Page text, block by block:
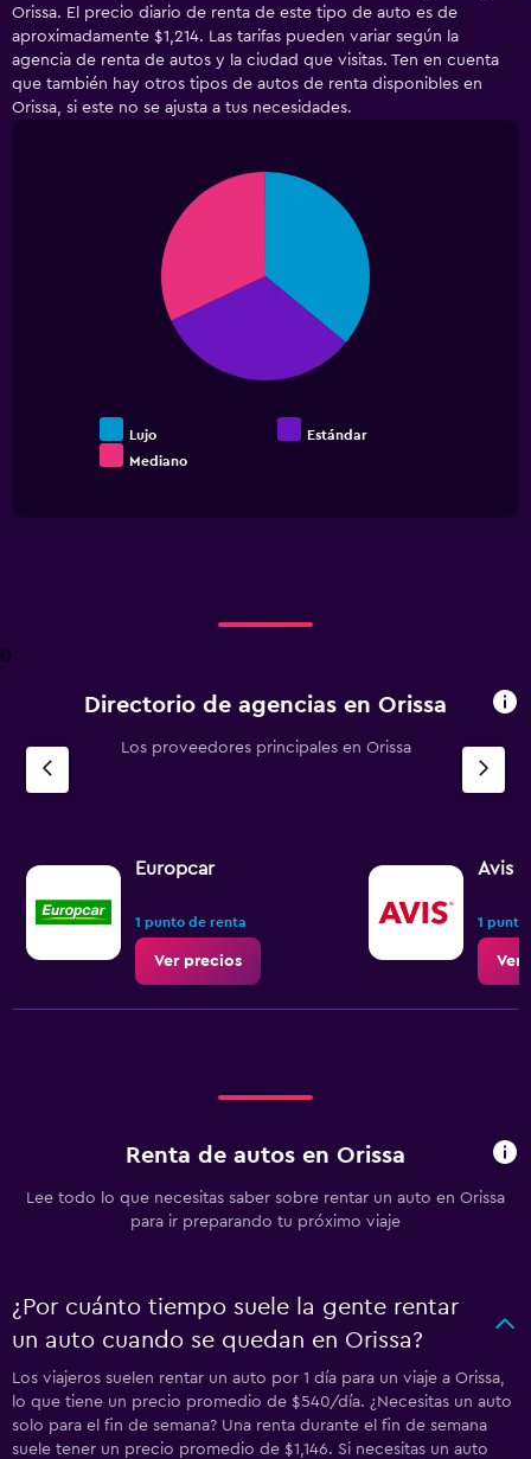
Orissa. El precio diario de renta de este tipo de auto es de
aproximadamente $1,214. Las tarifas pueden variar según la
agencia de renta de autos y la ciudad que visitas. Ten en cuenta
que también hay otros tipos de autos de renta disponibles en
Orissa, si este no se ajusta a tus necesidades.
Lujo
Estándar
Mediano
0
Directorio de agencias en Orissa
Los proveedores principales en Orissa
Europcar
1 punto de renta
Ver precios
Avis
1
Ver
Renta de autos en Orissa
Lee todo lo que necesitas saber sobre rentar un auto en Orissa
para ir preparando tu próximo viaje
¿Por cuánto tiempo suele la gente rentar
un auto cuando se quedan en Orissa?
Los viajeros suelen rentar un auto por 1 día para un viaje a Orissa,
lo que tiene un precio promedio de $540/día. ¿Necesitas un auto
solo para el fin de semana? Una renta durante el fin de semana
suele tener un precio promedio de $1,146. Si necesitas un auto